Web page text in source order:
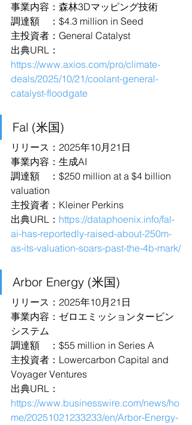
事業内容：森林3Dマッピング技術
調達額　：$4.3 million in Seed
主投資者：General Catalyst
出典URL：
https://www.axios.com/pro/climate-
deals/2025/10/21/coolant-general-
catalyst-floodgate
Fal (米国)
リリース：2025年10月21日
事業内容：生成AI
調達額　：$250 million at a $4 billion
valuation
主投資者：Kleiner Perkins
出典URL： https://dataphoenix.info/fal-
ai-has-reportedly-raised-about-250m-
as-its-valuation-soars-past-the-4b-mark/
Arbor Energy (米国)
リリース：2025年10月21日
事業内容：ゼロエミッションタービン
システム
調達額　：$55 million in Series A
主投資者：Lowercarbon Capital and
Voyager Ventures
出典URL：
https://www.businesswire.com/news/ho
me/20251021233233/en/Arbor-Energy-